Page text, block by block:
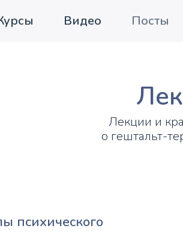
Видео Посты
Лекции и
о гештальт-
психического